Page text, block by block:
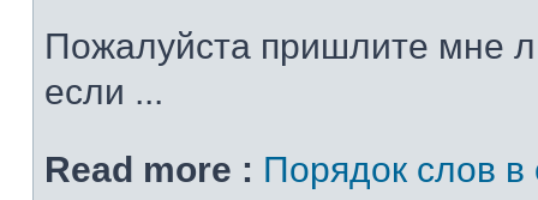
Пожалуйста пришлите мне
если ...
Read more : Порядок слов в